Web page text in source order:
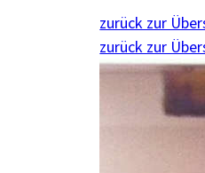
zurück zur
zurück zur